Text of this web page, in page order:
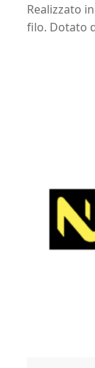
Realizzato
filo. Dotato